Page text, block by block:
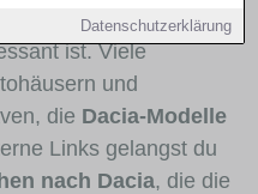
Datenschutzerklärung
sind und für welche
ist. Viele
und
die Dacia-Modelle
Links gelangst du
nach Dacia, die die